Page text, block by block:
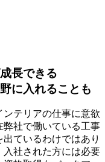
長できる
に入れることも
テリアの仕事に意欲
弊社で働いている工事
ているわけではあり
入社された方には必要